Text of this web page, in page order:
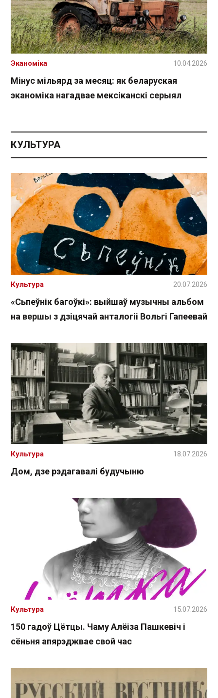
Мінус мільярд за месяц: як беларуская
эканоміка нагадвае мексіканскі серыял
Эканоміка 10.04.2026
КУЛЬТУРА
«Сьпеўнік багоўкі»: выйшаў музычны альбом
на вершы з дзіцячай анталогіі Вольгі Гапеевай
Культура 20.07.2026
Дом, дзе рэдагавалі будучыню
Культура 18.07.2026
150 гадоў Цётцы. Чаму Алёіза Пашкевіч і
сёньня апярэджвае свой час
Культура 15.07.2026